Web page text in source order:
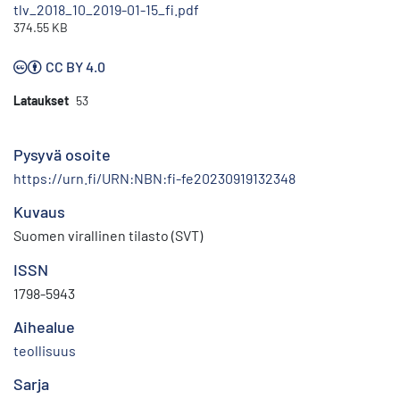
tlv_2018_10_2019-01-15_fi.pdf
374.55 KB
CC BY 4.0
Lataukset 53
Pysyvä osoite
https://urn.fi/URN:NBN:fi-fe20230919132348
Kuvaus
Suomen virallinen tilasto (SVT)
ISSN
1798-5943
Aihealue
teollisuus
Sarja